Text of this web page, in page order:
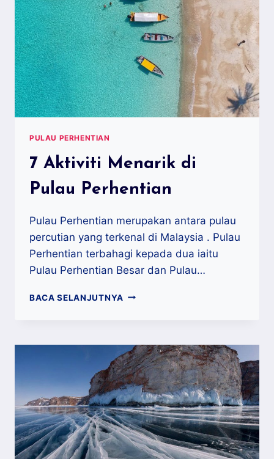
RM299
SAHAJA!
PULAU PERHENTIAN
7 Aktiviti Menarik di
Pulau Perhentian
Pulau Perhentian merupakan antara pulau
percutian yang terkenal di Malaysia . Pulau
Perhentian terbahagi kepada dua iaitu
Pulau Perhentian Besar dan Pulau…
BACA SELANJUTNYA 7
PULAU
PERHENTIAN